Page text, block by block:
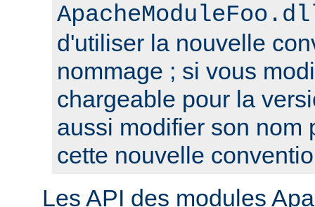
d'utiliser la nouvelle
nommage ; si vous
chargeable pour la
aussi modifier son nom
cette nouvelle
Les API des modules